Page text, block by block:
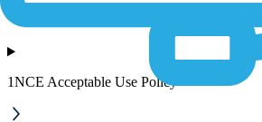
1NCE Acceptable Use Policy
1NCE Acceptable Use Policy